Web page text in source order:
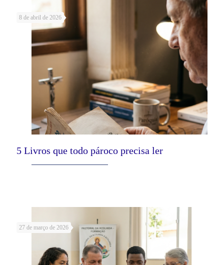
8 de abril de 2026
5 Livros que todo pároco precisa ler
27 de março de 2026